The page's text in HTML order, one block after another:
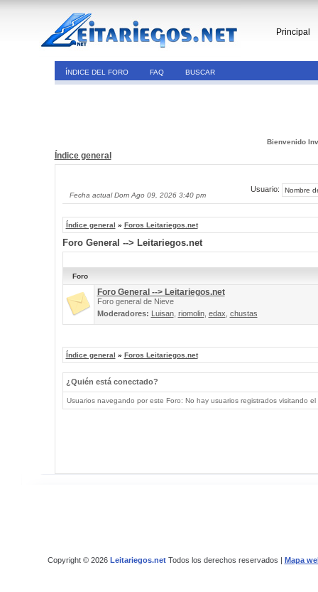
Principal
ÍNDICE DEL FORO FAQ BUSCAR
Bienvenido
Índice general
Fecha actual Dom Ago 09, 2026 3:40 pm
Usuario:
Índice general » Foros Leitariegos.net
Foro General --> Leitariegos.net
Foro
Foro General --> Leitariegos.net
Foro general de Nieve
Moderadores: Luisan, riomolin, edax chustas
Índice general » Foros Leitariegos.net
¿Quién está conectado?
Usuarios navegando por este Foro: No hay usuarios registrados visitando
Copyright © 2026 Leitariegos.netTodos los derechos reservados | Mapa